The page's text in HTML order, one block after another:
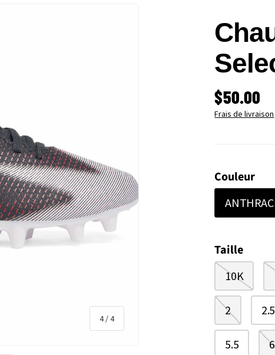
4/de
4
PRIX
$50.00
Frais de livraison
Couleur
Taille
10K
2 2.5
5.5 6